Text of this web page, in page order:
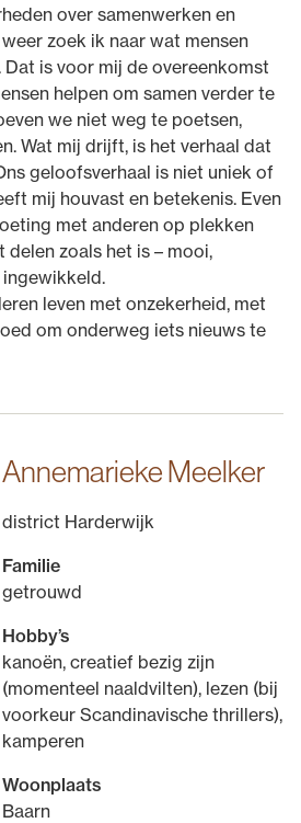
over samenwerken en
zoek ik naar wat mensen
is voor mij de overeenkomst
helpen om samen verder te
we niet weg te poetsen,
Wat mij drijft, is het verhaal dat
geloofsverhaal is niet uniek of
mij houvast en betekenis. Even
met anderen op plekken
delen zoals het is – mooi,
leven met onzekerheid, met
om onderweg iets nieuws te
Annemarieke Meelker
district Harderwijk
Familie
getrouwd
Hobby’s
kanoën, creatief bezig zijn
(momenteel naaldvilten), lezen (bij
voorkeur Scandinavische thrillers),
kamperen
Woonplaats
Baarn